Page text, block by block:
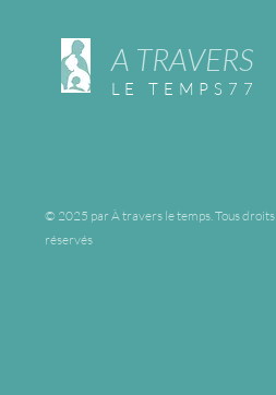
LE TEMPS77
A TRAVERS
© 2025 par À travers le temps. Tous droits
réservés